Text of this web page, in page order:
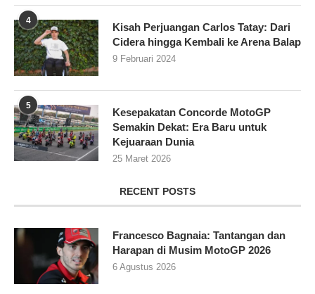
4
Kisah Perjuangan Carlos Tatay: Dari
Cidera hingga Kembali ke Arena Balap
9 Februari 2024
5
Kesepakatan Concorde MotoGP
Semakin Dekat: Era Baru untuk
Kejuaraan Dunia
25 Maret 2026
RECENT POSTS
Francesco Bagnaia: Tantangan dan
Harapan di Musim MotoGP 2026
6 Agustus 2026